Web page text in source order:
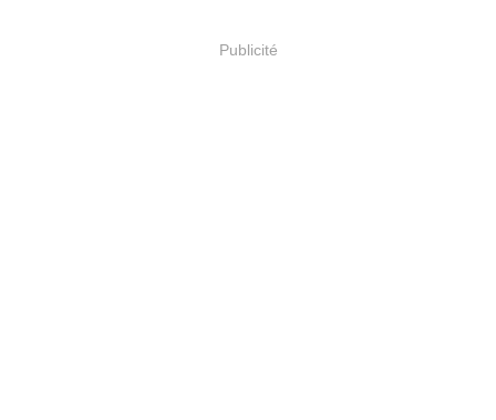
Publicité